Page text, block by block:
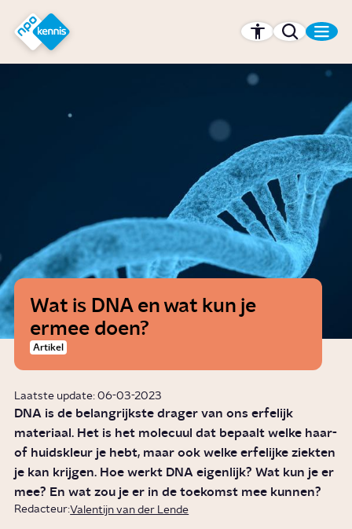
Hét kennisplatform van de NPO
Wat is DNA en wat kun je
ermee doen?
Artikel
Laatste update: 06-03-2023
DNA is de belangrijkste drager van ons erfelijk
materiaal. Het is het molecuul dat bepaalt welke haar-
of huidskleur je hebt, maar ook welke erfelijke ziekten
je kan krijgen. Hoe werkt DNA eigenlijk? Wat kun je er
mee? En wat zou je er in de toekomst mee kunnen?
Redacteur:Valentijn van der Lende